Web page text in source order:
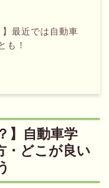
】最近では自動車
も！
】自動車学
・どこが良い